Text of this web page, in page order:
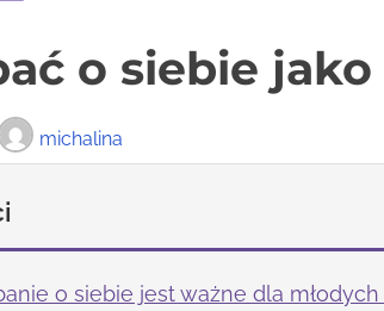
o siebie jako
michalina
o siebie jest ważne dla młodych